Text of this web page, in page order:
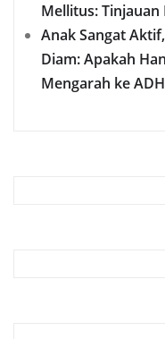
Mellitus:
Anak Sangat
Diam: Apakah
Mengarah ke